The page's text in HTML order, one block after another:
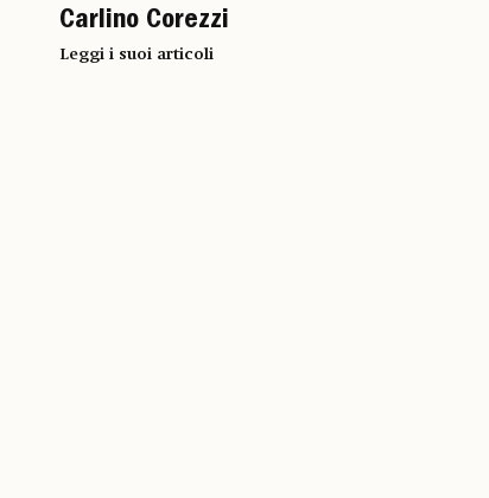
Carlino Corezzi
Leggi i suoi articoli